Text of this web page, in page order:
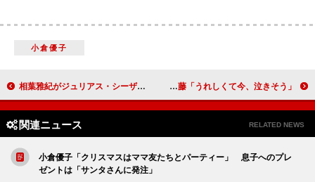
小倉優子
相葉雅紀がジュリアス・シーザーに変身 絶叫２０回以上の気合の芝居 近藤春菜の演技を大竹しのぶが絶賛 近藤「うれしくて今、泣きそう」
関連ニュース RELATED NEWS
小倉優子「クリスマスはママ友たちとパーティー」 息子へのプレ
ゼントは「サンタさんに発注」